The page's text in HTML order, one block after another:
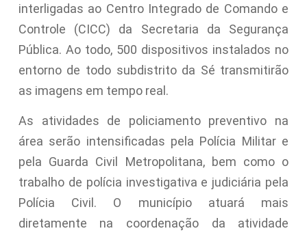
interligadas ao Centro Integrado de Comando e
Controle (CICC) da Secretaria da Segurança
Pública. Ao todo, 500 dispositivos instalados no
entorno de todo subdistrito da Sé transmitirão
as imagens em tempo real.
As atividades de policiamento preventivo na
área serão intensificadas pela Polícia Militar e
pela Guarda Civil Metropolitana, bem como o
trabalho de polícia investigativa e judiciária pela
Polícia Civil. O município atuará mais
diretamente na coordenação da atividade